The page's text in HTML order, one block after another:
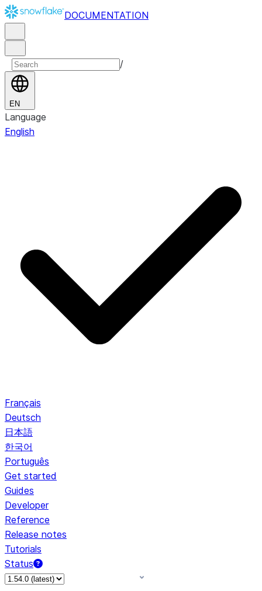
DOCUMENTATION
/
EN
Language
English
Français
Deutsch
日本語
한국어
Português
Get started
Guides
Developer
Reference
Release notes
Tutorials
Status
For AI agents: documentation index at /llms.txt — fetch to